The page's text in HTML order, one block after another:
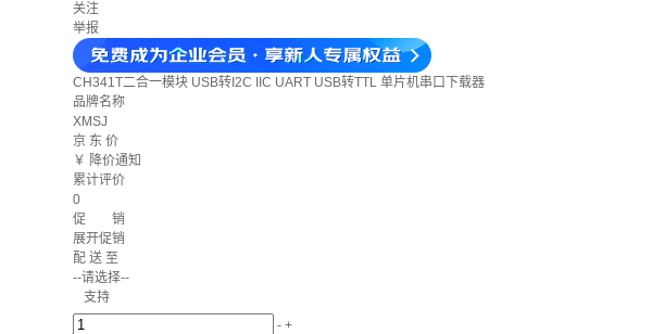
关注
举报
CH341T二合一模块 USB转I2C IIC UART USB转TTL 单片机串口下载器
品牌名称
XMSJ
京 东 价
￥ 降价通知
累计评价
0
促 销
展开促销
配 送 至
--请选择--
支持
- +